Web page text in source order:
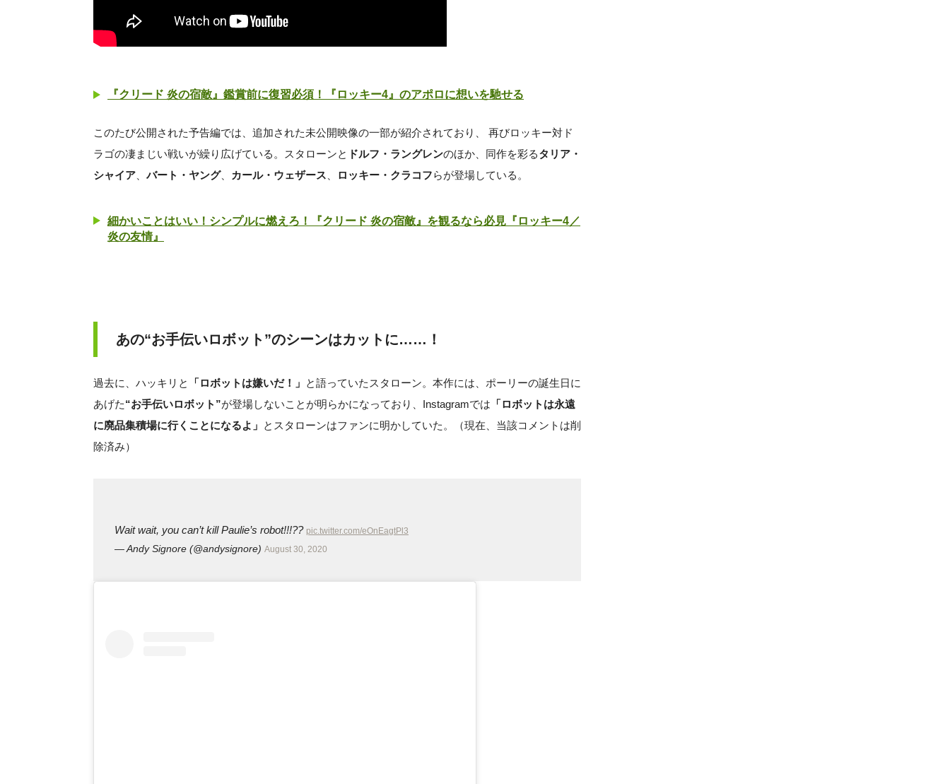
『クリード 炎の宿敵』鑑賞前に復習必須！『ロッキー4』のアポロに想いを馳せる
このたび公開された予告編では、追加された未公開映像の一部が紹介されており、 再びロッキー対ド
ラゴの凄まじい戦いが繰り広げている。スタローンと ドルフ・ラングレンのほか、同作を彩るタリア・
シャイア 、バート・ヤング、 カール・ウェザース ロッキー・クラコフらが登場している。
細かいことはいい！シンプルに燃えろ！『クリード 炎の宿敵』を観るなら必見『ロッキー4／
炎の友情』
あの“お手伝いロボット”のシーンはカットに……！
過去に、ハッキリと 「ロボットは嫌いだ！」 と語っていたスタローン。本作には、ポーリーの誕生日に
あげた“お手伝いロボット”が登場しないことが明らかになっており、Instagramでは 「ロボットは永遠
に廃品集積場に行くことになるよ」 とスタローンはファンに明かしていた。（現在、当該コメントは削
除済み）
Wait wait, you can’t kill Paulie’s robot!!!?? pic.twitter.com/eOnEagtPl3
— Andy Signore (@andysignore) August 30, 2020